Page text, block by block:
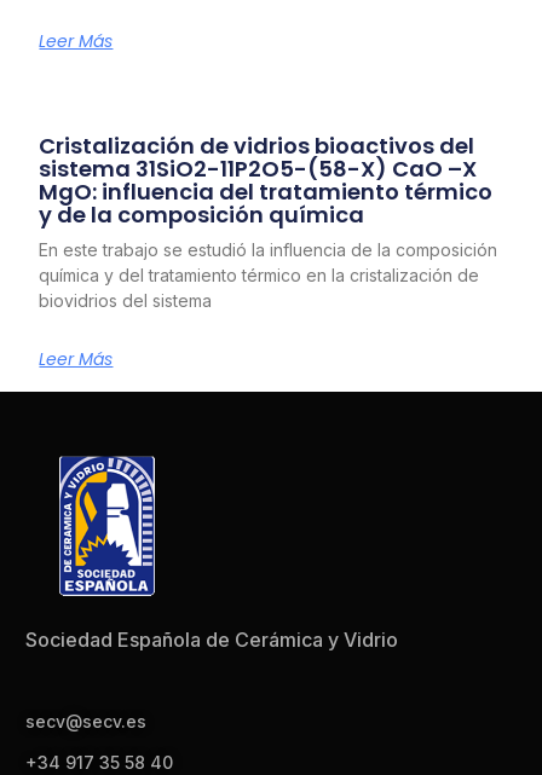
Leer Más
Cristalización de vidrios bioactivos del
sistema 31SiO2-11P2O5-(58-X) CaO –X
MgO: influencia del tratamiento térmico
y de la composición química
En este trabajo se estudió la influencia de la composición
química y del tratamiento térmico en la cristalización de
biovidrios del sistema
Leer Más
Sociedad Española de Cerámica y Vidrio
secv@secv.es
+34 917 35 58 40